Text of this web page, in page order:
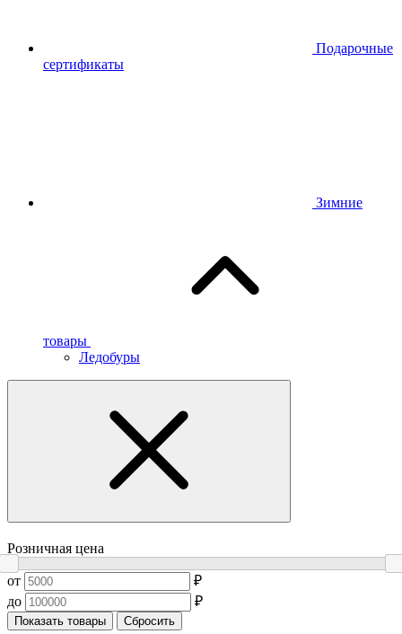
Подарочные
сертификаты
Зимние
товары
Ледобуры
Розничная цена
от
₽
до
₽
Показать товары Сбросить